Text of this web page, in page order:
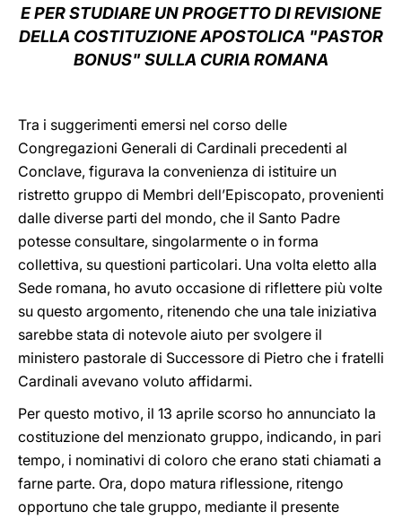
E PER STUDIARE UN PROGETTO DI REVISIONE
DELLA COSTITUZIONE APOSTOLICA "PASTOR
BONUS" SULLA CURIA ROMANA
Tra i suggerimenti emersi nel corso delle
Congregazioni Generali di Cardinali precedenti al
Conclave, figurava la convenienza di istituire un
ristretto gruppo di Membri dell’Episcopato, provenienti
dalle diverse parti del mondo, che il Santo Padre
potesse consultare, singolarmente o in forma
collettiva, su questioni particolari. Una volta eletto alla
Sede romana, ho avuto occasione di riflettere più volte
su questo argomento, ritenendo che una tale iniziativa
sarebbe stata di notevole aiuto per svolgere il
ministero pastorale di Successore di Pietro che i fratelli
Cardinali avevano voluto affidarmi.
Per questo motivo, il 13 aprile scorso ho annunciato la
costituzione del menzionato gruppo, indicando, in pari
tempo, i nominativi di coloro che erano stati chiamati a
farne parte. Ora, dopo matura riflessione, ritengo
opportuno che tale gruppo, mediante il presente